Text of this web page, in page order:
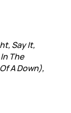
Say It,
The
A Down),